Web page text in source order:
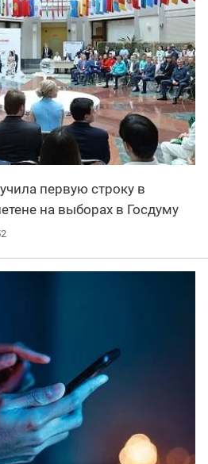
первую строку в
на выборах в Госдуму